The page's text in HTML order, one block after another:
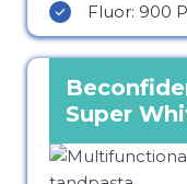
Fluor: 900
Super